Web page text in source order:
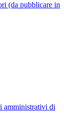
(da pubblicare in
amministrativi di